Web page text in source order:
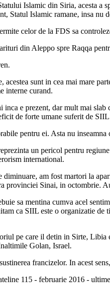
Islamic din Siria, acesta
Statul Islamic ramane, insa nu
celor de la FDS sa
din Aleppo spre Raqqa
acestea sunt in cea mai mare
interne curand.
e prezent, dar mult mai
de forte umane suferit de
pentru ei. Asta nu
un pericol pentru
international.
diminuare, am fost martori la
provinciei Sinai, in octombrie.
sa mentina cumva acel
ca SIIL este o organizatie
pe care il detin in Sirte,
Golan, Israel.
francizelor. In acest
115 - februarie 2016 -